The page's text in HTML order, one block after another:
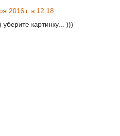
2016 г. в 12:18
картинку... )))